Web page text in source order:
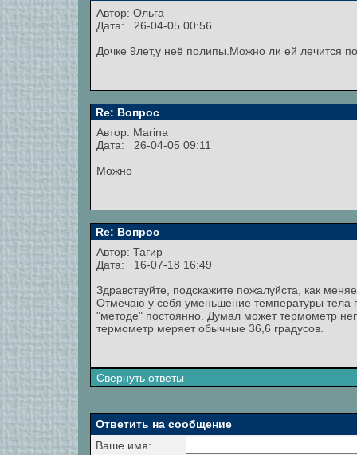
Автор: Ольга
Дата: 26-04-05 00:56
Дочке 9лет,у неё полипы.Можно ли ей лечится
Re: Вопрос
Автор: Marina
Дата: 26-04-05 09:11
Можно
Re: Вопрос
Автор: Тагир
Дата: 16-07-18 16:49
Здравствуйте, подскажите пожалуйста, как
Отмечаю у себя уменьшение температуры тела
"методе" постоянно. Думал может термометр
термометр меряет обычные 36,6 градусов.
Свернуть ответы
Ответить на сообщение
Ваше имя: